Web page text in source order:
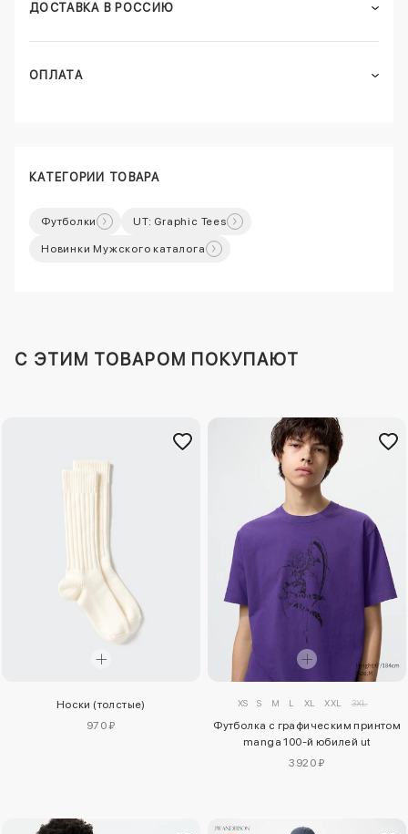
ДОСТАВКА В РОССИЮ
ОПЛАТА
КАТЕГОРИИ ТОВАРА
Футболки UT: Graphic Tees
Новинки Мужского каталога
C ЭТИМ ТОВАРОМ ПОКУПАЮТ
Носки (толстые)
970 ₽
XS S M L XL XXL 3XL
Футболка с графическим принтом
manga 100-й юбилей ut
3920 ₽